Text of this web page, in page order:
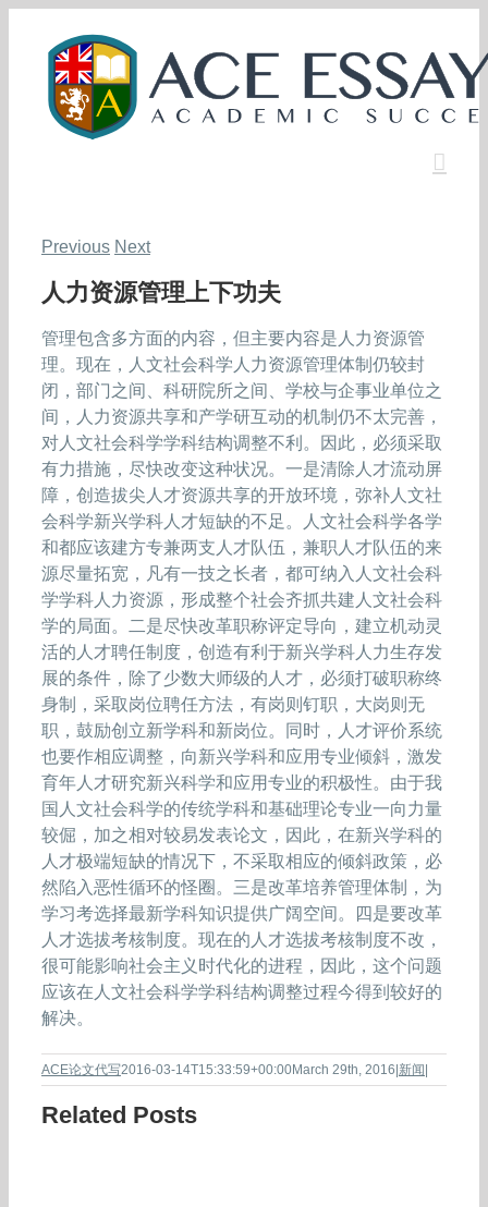
content
Previous Next
人力资源管理上下功夫
管理包含多方面的内容，但主要内容是人力资源管
理。现在，人文社会科学人力资源管理体制仍较封
闭，部门之间、科研院所之间、学校与企事业单位之
间，人力资源共享和产学研互动的机制仍不太完善，
对人文社会科学学科结构调整不利。因此，必须采取
有力措施，尽快改变这种状况。一是清除人才流动屏
障，创造拔尖人才资源共享的开放环境，弥补人文社
会科学新兴学科人才短缺的不足。人文社会科学各学
和都应该建方专兼两支人才队伍，兼职人才队伍的来
源尽量拓宽，凡有一技之长者，都可纳入人文社会科
学学科人力资源，形成整个社会齐抓共建人文社会科
学的局面。二是尽快改革职称评定导向，建立机动灵
活的人才聘任制度，创造有利于新兴学科人力生存发
展的条件，除了少数大师级的人才，必须打破职称终
身制，采取岗位聘任方法，有岗则钉职，大岗则无
职，鼓励创立新学科和新岗位。同时，人才评价系统
也要作相应调整，向新兴学科和应用专业倾斜，激发
育年人才研究新兴科学和应用专业的积极性。由于我
国人文社会科学的传统学科和基础理论专业一向力量
较倔，加之相对较易发表论文，因此，在新兴学科的
人才极端短缺的情况下，不采取相应的倾斜政策，必
然陷入恶性循环的怪圈。三是改革培养管理体制，为
学习考选择最新学科知识提供广阔空间。四是要改革
人才选拔考核制度。现在的人才选拔考核制度不改，
很可能影响社会主义时代化的进程，因此，这个问题
应该在人文社会科学学科结构调整过程今得到较好的
解决。
ACE论文代写2016-03-14T15:33:59+00:00March 29th, 2016|新闻|
Related Posts